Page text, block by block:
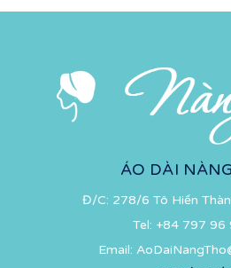
ÁO DÀI
Đ/C: 278/6 Tô Hiến
Tel: +84 797 96
Email: